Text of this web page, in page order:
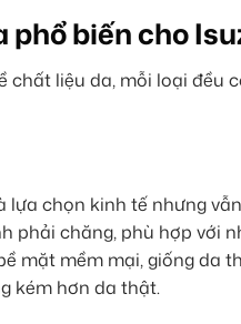
biến cho
liệu da, mỗi loại đều
lựa chọn kinh tế nhưng
phải chăng, phù hợp với
mặt mềm mại, giống da
kém hơn da thật.